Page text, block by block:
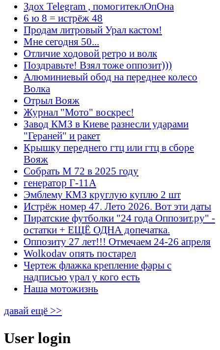
Здох Telegram , помогитеклОпОна
6 ю 8 = истрёж 48
Продам литровый Урал кастом!
Мне сегодня 50...
Отличие ходовой ретро и волк
Поздравьте! Взял тоже оппозит)))
Алюминиевый обод на переднее колесо
Волка
Отрыл Вояж
Журнал "Мото" воскрес!
Завод КМЗ в Киеве разнесли ударами
"Гераней" и ракет
Крышку переднего гтц или гтц в сборе
Вояж
Собрать М 72 в 2025 году
генератор Г-11А
Эмблему КМЗ круглую куплю 2 шт
Истрёж номер 47. Лето 2026. Вот эти даты
Пиратские футболки "24 года Оппозит.ру" -
остатки + ЕЩЁ ОДНА допечатка.
Оппозиту 27 лет!!! Отмечаем 24-26 апреля
Wolkodav опять постарел
Чертеж флажка крепление фары с
надписью урал у кого есть
Наша мотожизнь
давай ещё >>
User login